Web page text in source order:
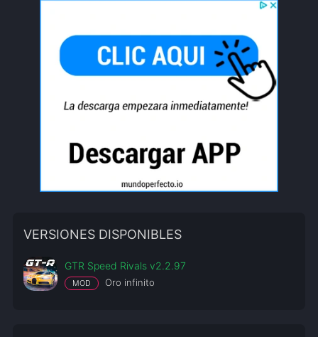
VERSIONES DISPONIBLES
GTR Speed Rivals v2.2.97
MOD Oro infinito